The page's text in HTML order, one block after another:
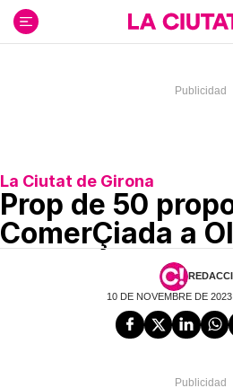
contenido
La Ciutat de Girona
Prop de 50
ComerÇiada a
10 DE NOVEMBRE DE